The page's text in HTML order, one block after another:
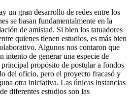
un gran desarrollo de redes entre los
se basan fundamentalmente en la
de amistad. Si bien los tatuadores
quienes tienen estudios, es más bien
Algunos nos contaron que
intento de generar una especie de
propósito de postular a fondos
del oficio, pero el proyecto fracasó y
otra iniciativa. Las únicas instancias
diferentes estudios son las